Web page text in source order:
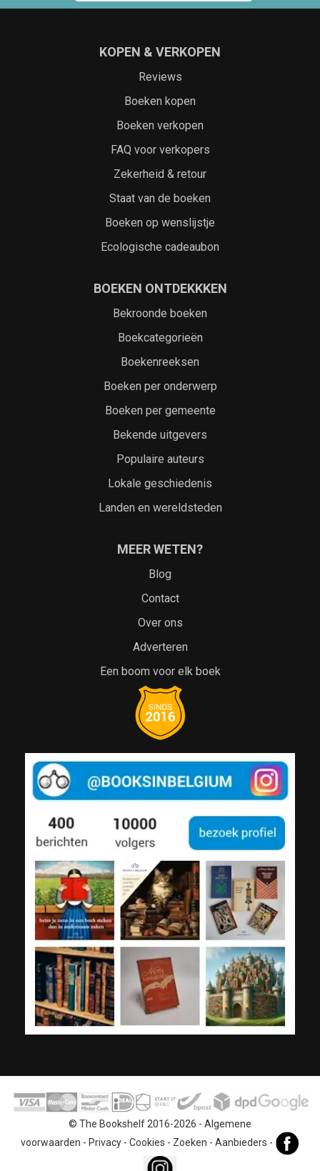
KOPEN & VERKOPEN
Reviews
Boeken kopen
Boeken verkopen
FAQ voor verkopers
Zekerheid & retour
Staat van de boeken
Boeken op wenslijstje
Ecologische cadeaubon
BOEKEN ONTDEKKKEN
Bekroonde boeken
Boekcategorieën
Boekenreeksen
Boeken per onderwerp
Boeken per gemeente
Bekende uitgevers
Populaire auteurs
Lokale geschiedenis
Landen en wereldsteden
MEER WETEN?
Blog
Contact
Over ons
Adverteren
Een boom voor elk boek
© The Bookshelf 2016-2026 - Algemene
voorwaarden - Privacy- Cookies - Zoeken - Aanbieders -